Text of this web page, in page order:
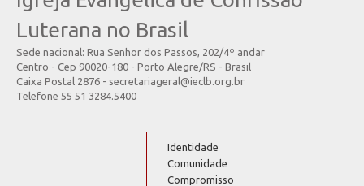
Luterana no Brasil
Sede nacional: Rua Senhor dos Passos, 202/4º andar
Centro - Cep 90020-180 - Porto Alegre/RS - Brasil
Caixa Postal 2876 - secretariageral@ieclb.org.br
Telefone 55 51 3284.5400
Identidade
Comunidade
Compromisso